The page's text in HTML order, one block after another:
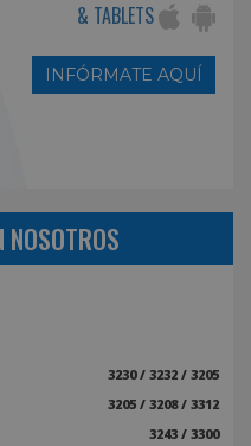
& TABLETS
INFÓRMATE AQUÍ
NOSOTROS
3230 / 3232 / 3205
3205 / 3208 / 3312
3243 / 3300